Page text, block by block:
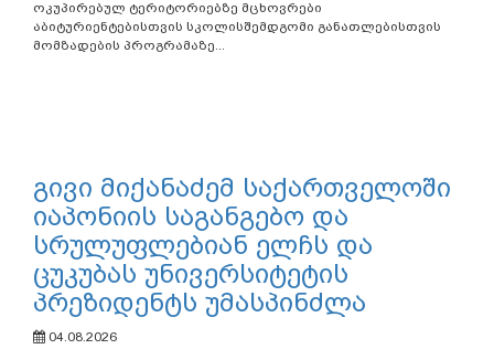
ოკუპირებულ ტერიტორიებზე მცხოვრები
აბიტურიენტებისთვის სკოლისშემდგომი განათლებისთვის
მომზადების პროგრამაზე...
გივი მიქანაძემ საქართველოში
იაპონიის საგანგებო და
სრულუფლებიან ელჩს და
ცუკუბას უნივერსიტეტის
პრეზიდენტს უმასპინძლა
04.08.2026